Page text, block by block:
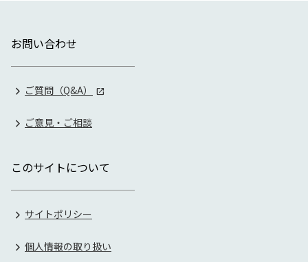
お問い合わせ
ご質問（Q&A）
ご意見・ご相談
このサイトについて
サイトポリシー
個人情報の取り扱い